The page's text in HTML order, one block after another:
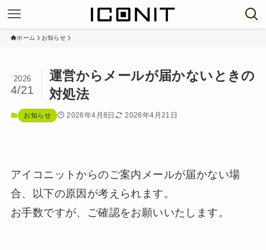
ホーム お知らせ
運営からメールが届かないときの
対処法
2026
4/21
お知らせ 2026年4月8日 2026年4月21日
アイコニットからのご案内メールが届かない場
合、以下の原因が考えられます。
お手数ですが、ご確認をお願いいたします。